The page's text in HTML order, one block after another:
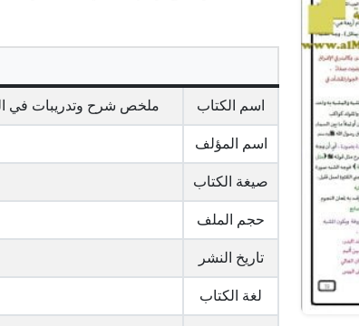
اسم الكتاب ملخص شرح وتدريبات في
اسم المؤلف
صيغة الكتاب
حجم الملف
تاريخ النشر
لغة الكتاب